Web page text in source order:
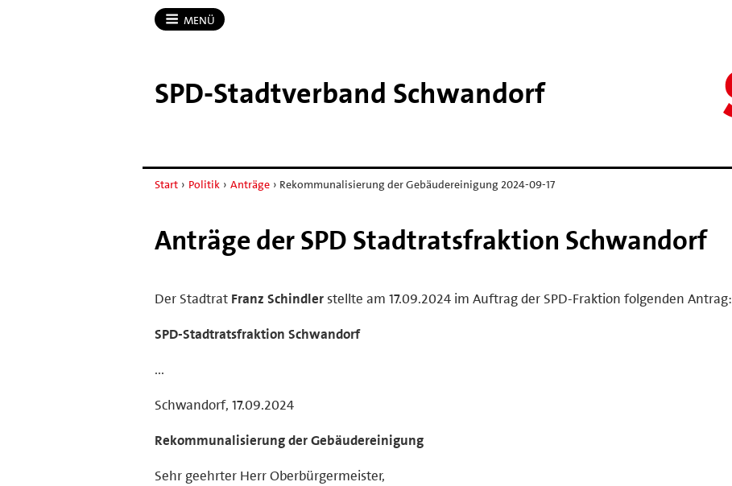
MENÜ
SPD-​Stadtverband Schwandorf
Start › Politik › Anträge › Rekommunalisierung der Gebäudereinigung 2024-09-17
Anträge der SPD Stadtratsfraktion Schwandorf
Der Stadtrat Franz Schindler stellte am 17.09.2024 im Auftrag der SPD-Fraktion folgenden Antrag:
SPD-Stadtratsfraktion Schwandorf
...
Schwandorf, 17.09.2024
Rekommunalisierung der Gebäudereinigung
Sehr geehrter Herr Oberbürgermeister,